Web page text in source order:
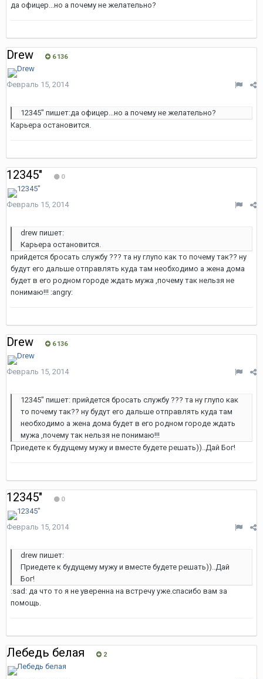
да офицер...но а почему не желательно?
Drew 6 136
Февраль 15, 2014
12345" пишет:да офицер...но а почему не желательно?
Карьера остановится.
12345" 0
Февраль 15, 2014
drew пишет:
Карьера остановится.
прийдется бросать службу ??? та ну глупо как то почему так?? ну
будут его дальше отправлять куда там необходимо а жена дома
будет в его родном городе ждать мужа ,почему так нельзя не
понимаю!!! :angry:
Drew 6 136
Февраль 15, 2014
12345" пишет: прийдется бросать службу ??? та ну глупо как
то почему так?? ну будут его дальше отправлять куда там
необходимо а жена дома будет в его родном городе ждать
мужа ,почему так нельзя не понимаю!!!
Приедете к будущему мужу и вместе будете решать))..Дай Бог!
12345" 0
Февраль 15, 2014
drew пишет:
Приедете к будущему мужу и вместе будете решать))..Дай
Бог!
:sad: да что то я не уверенна на встречу уже.спасибо вам за
помощь.
Лебедь белая 2